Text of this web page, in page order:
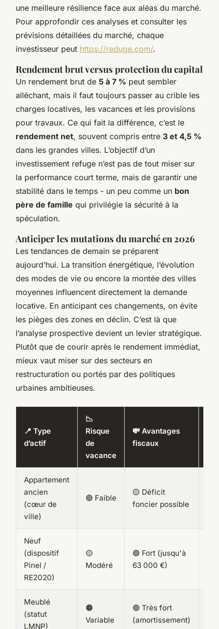
une meilleure résilience face aux aléas du marché.
Pour approfondir ces analyses et consulter les
prévisions détaillées du marché, chaque
investisseur peut https://reduge.com/.
Rendement brut versus protection du capital
Un rendement brut de 5 à 7 % peut sembler
alléchant, mais il faut toujours passer au crible les
charges locatives, les vacances et les provisions
pour travaux. Ce qui fait la différence, c’est le
rendement net, souvent compris entre 3 et 4,5 %
dans les grandes villes. L’objectif d’un
investissement refuge n’est pas de tout miser sur
la performance court terme, mais de garantir une
stabilité dans le temps - un peu comme un bon
père de famille qui privilégie la sécurité à la
spéculation.
Anticiper les mutations du marché en 2026
Les tendances de demain se préparent
aujourd’hui. La transition énergétique, l’évolution
des modes de vie ou encore la montée des villes
moyennes influencent directement la demande
locative. En anticipant ces changements, on évite
les pièges des zones en déclin. C’est là que
l’analyse prospective devient un levier stratégique.
Plutôt que de courir après le rendement immédiat,
mieux vaut miser sur des secteurs en
restructuration ou portés par des politiques
urbaines ambitieuses.
📍 Type
d’actif
📉
Risque
de
vacance
💸 Avantages
fiscaux
Appartement
ancien
(cœur de
ville)
🟢 Faible
🟡 Déficit
foncier possible
Neuf
(dispositif
Pinel /
RE2020)
🟡
Modéré
🟢 Fort (jusqu'à
63 000 €)
Meublé
(statut
LMNP)
🟠
Variable
🟢 Très fort
(amortissement)